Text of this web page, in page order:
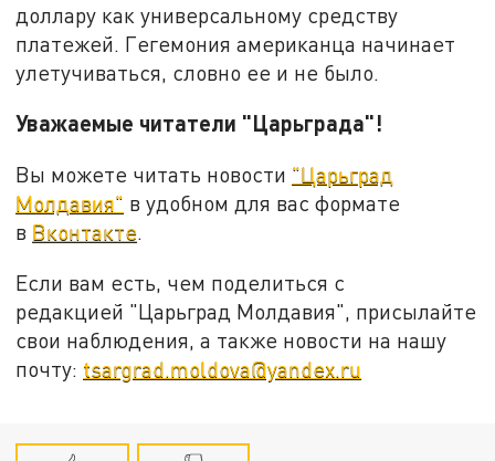
доллару как универсальному средству
платежей. Гегемония американца начинает
улетучиваться, словно ее и не было.
Уважаемые читатели "Царьграда"!
Вы можете читать новости "Царьград
Молдавия" в удобном для вас формате
в Вконтакте.
Если вам есть, чем поделиться с
редакцией "Царьград Молдавия", присылайте
свои наблюдения, а также новости на нашу
почту: tsargrad.moldova@yandex.ru